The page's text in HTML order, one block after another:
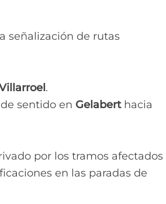
señalización de rutas
.
sentido en Gelaberthacia
por los tramos afectados
en las paradas de